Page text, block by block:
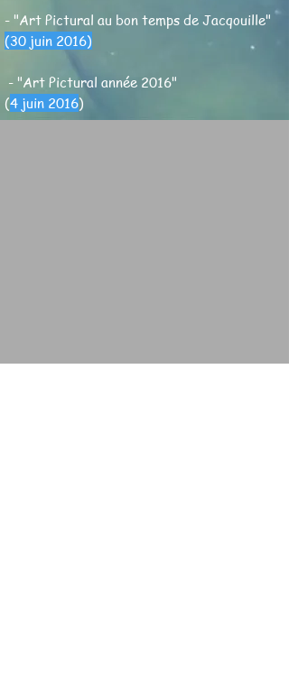
- "Art Pictural au bon temps de Jacqouille"
(30 juin 2016)
- "Art Pictural année 2016"
(4 juin 2016)